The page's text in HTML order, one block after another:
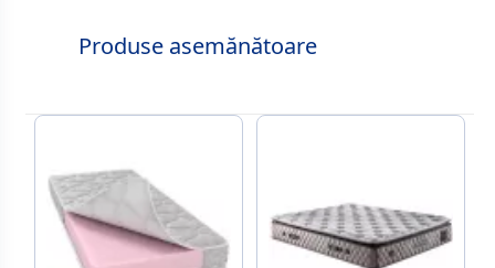
Produse asemănătoare